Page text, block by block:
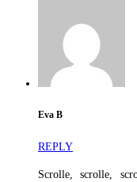
Eva B
REPLY
Scrolle, scrolle,